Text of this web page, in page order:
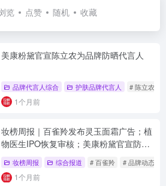
览 点赞 随机 收藏
美康粉黛官宣陈立农为品牌防晒代言人
品牌代言人综合 护肤品牌代言人 # 陈立农
1个月前
妆榜周报｜百雀羚发布灵玉面霜广告；植
物医生IPO恢复审核；美康粉黛官宣防晒
妆榜周报 综合报道 # 百雀羚 # 品牌动态
1个月前